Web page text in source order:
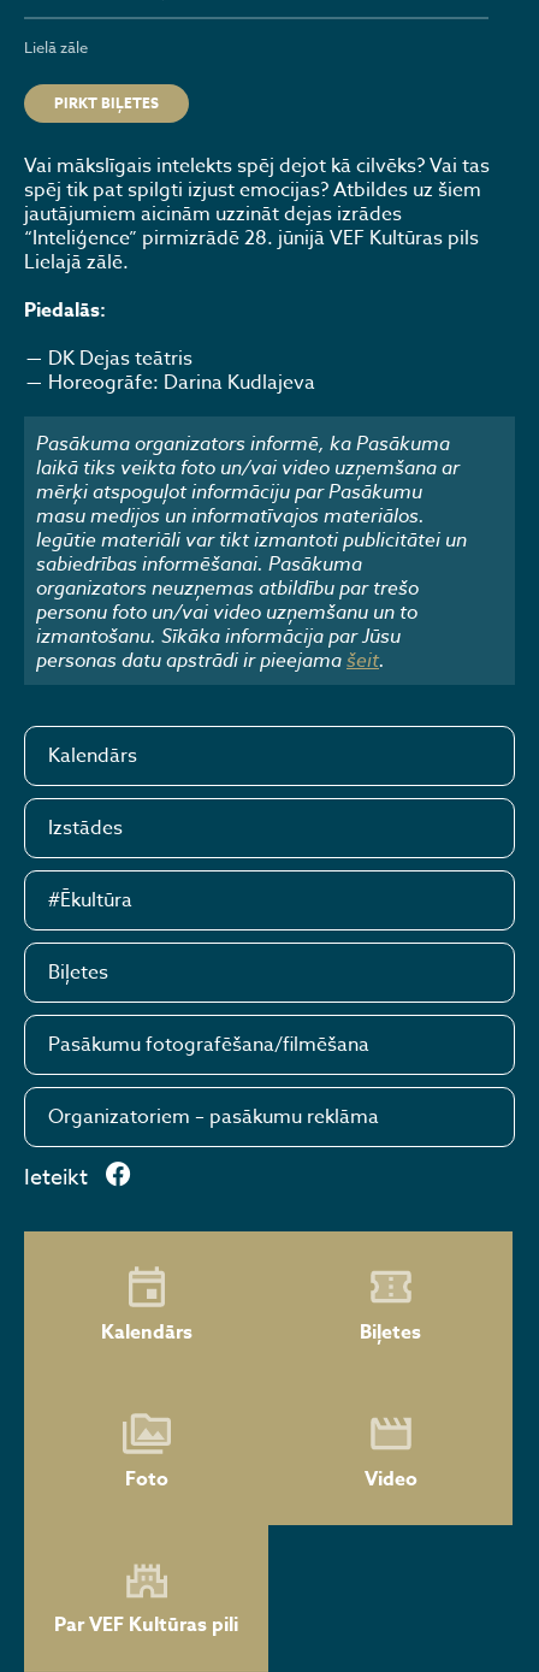
Lielā zāle
PIRKT BIĻETES
Vai mākslīgais intelekts spēj dejot kā cilvēks? Vai tas
spēj tik pat spilgti izjust emocijas? Atbildes uz šiem
jautājumiem aicinām uzzināt dejas izrādes
“Inteliģence” pirmizrādē 28. jūnijā VEF Kultūras pils
Lielajā zālē.
Piedalās:
DK Dejas teātris
Horeogrāfe: Darina Kudlajeva
Pasākuma organizators informē, ka Pasākuma
laikā tiks veikta foto un/vai video uzņemšana ar
mērķi atspoguļot informāciju par Pasākumu
masu medijos un informatīvajos materiālos.
Iegūtie materiāli var tikt izmantoti publicitātei un
sabiedrības informēšanai. Pasākuma
organizators neuzņemas atbildību par trešo
personu foto un/vai video uzņemšanu un to
izmantošanu. Sīkāka informācija par Jūsu
personas datu apstrādi ir pieejamašeit.
Kalendārs
Izstādes
#Ēkultūra
Biļetes
Pasākumu fotografēšana/filmēšana
Organizatoriem – pasākumu reklāma
Ieteikt
Kalendārs Biļetes
Foto Video
Par VEF Kultūras pili